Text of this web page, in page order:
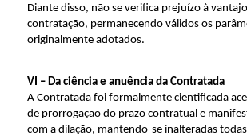
Diante disso, não se verifica prejuízo à
contratação, permanecendo válidos os
originalmente adotados.
VI – Da ciência e anuência da Contratada
A Contratada foi formalmente cientificada
de prorrogação do prazo contratual e
com a dilação, mantendo-se inalteradas